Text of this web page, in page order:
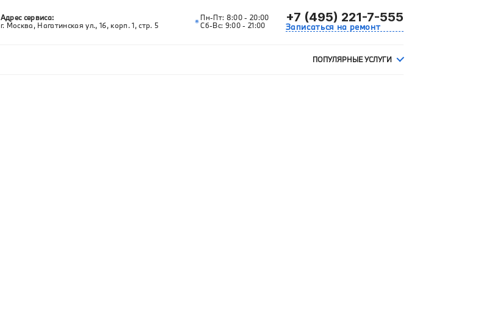
Адрес сервиса:
г. Москва, Нагатинская ул., 16, корп. 1, стр. 5
Пн-Пт: 8:00 - 20:00
Сб-Вс: 9:00 - 21:00
+7 (495) 221-7-555
Записаться на ремонт
ПОПУЛЯРНЫЕ УСЛУГИ